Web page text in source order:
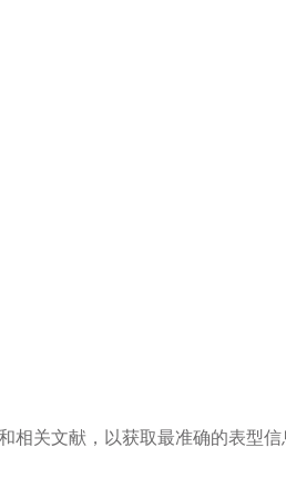
相关文献，以获取最准确的表型信